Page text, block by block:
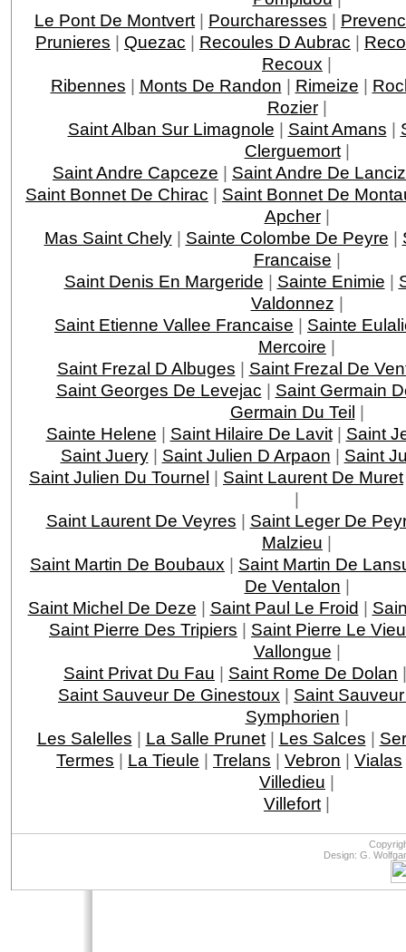
Le Pont De Montvert | Pourcharesses |
Prunieres | Quezac | Recoules D Aubrac |
Recoux |
Ribennes | Monts De Randon | Rimeize |
Rozier|
Saint Alban Sur Limagnole | Saint Amans |
Clerguemort|
Saint Andre Capceze | Saint Andre De
Saint Bonnet De Chirac | Saint Bonnet De
Apcher|
Mas Saint Chely| Sainte Colombe De Peyre |
Francaise |
Saint Denis En Margeride | Sainte Enimie |
Valdonnez |
Saint Etienne Vallee Francaise | Sainte
Mercoire |
Saint Frezal D Albuges | Saint Frezal De
Saint Georges De Levejac | Saint Germain
Germain Du Teil |
Sainte Helene | Saint Hilaire De Lavit| Saint
Saint Juery| Saint Julien D Arpaon | Saint
Saint Julien Du Tournel | Saint Laurent De Muret
|
Saint Laurent De Veyres | Saint Leger De
Malzieu |
Saint Martin De Boubaux | Saint Martin De
De Ventalon |
Saint Michel De Deze | Saint Paul Le Froid |
Saint Pierre Des Tripiers | Saint Pierre Le
Vallongue |
Saint Privat Du Fau | Saint Rome De Dolan
Saint Sauveur De Ginestoux | Saint
Symphorien |
Les Salelles | La Salle Prunet| Les Salces |
Termes | La Tieule | Trelans | Vebron | Vialas
Villedieu |
Villefort |
Design: G.